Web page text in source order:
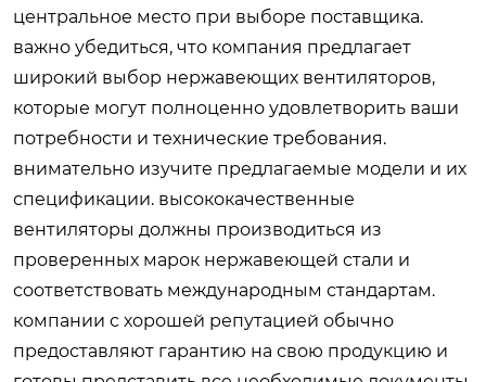
центральное место при выборе поставщика.
важно убедиться, что компания предлагает
широкий выбор нержавеющих вентиляторов,
которые могут полноценно удовлетворить ваши
потребности и технические требования.
внимательно изучите предлагаемые модели и их
спецификации. высококачественные
вентиляторы должны производиться из
проверенных марок нержавеющей стали и
соответствовать международным стандартам.
компании с хорошей репутацией обычно
предоставляют гарантию на свою продукцию и